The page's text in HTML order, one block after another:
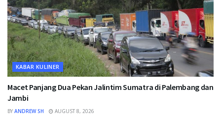
KABAR KULINER
Macet Panjang Dua Pekan Jalintim Sumatra di Palembang dan
Jambi
BY ANDREW SH AUGUST 8, 2026